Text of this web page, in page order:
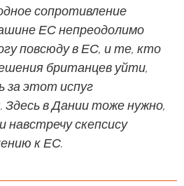
сопротивление
ЕС непреодолимо
повсюду в ЕС, и те, кто
британцев уйти,
за этот испуг
Здесь в Дании тоже нужно,
скепсису
к ЕС.